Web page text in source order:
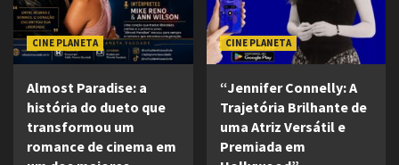
CINE PLANETA
Almost Paradise: a
história do dueto que
transformou um
romance de cinema em
CINE PLANETA
“Jennifer Connelly: A
Trajetória Brilhante de
uma Atriz Versátil e
Premiada em